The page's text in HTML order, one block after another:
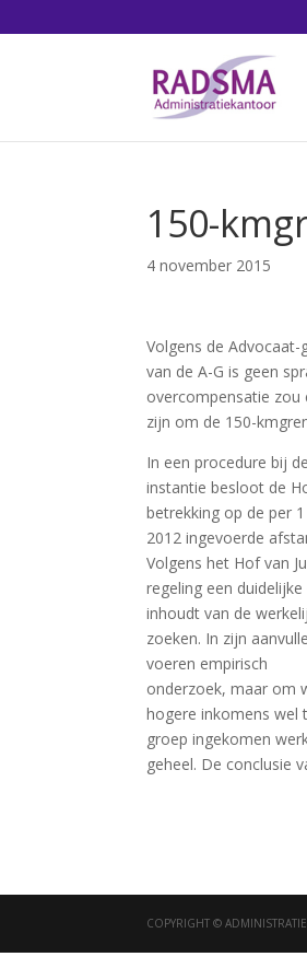
150-
4 november 2015
Volgens de
van de A-G is geen
overcompensatie zou
zijn om de 150-
In een procedure bij
instantie besloot de
betrekking op de per
2012 ingevoerde
Volgens het Hof van
regeling een
inhoudt van de
zoeken. In zijn
voeren empirisch
onderzoek, maar om
hogere inkomens wel
groep ingekomen
geheel. De conclusie
COPYRIGHT ©